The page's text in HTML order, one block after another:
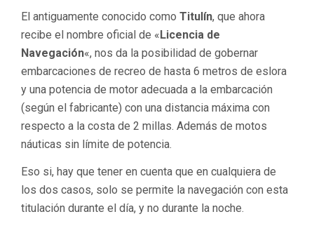
El antiguamente conocido como Titulín, que ahora
recibe el nombre oficial de «Licencia de
Navegación«, nos da la posibilidad de gobernar
embarcaciones de recreo de hasta 6 metros de eslora
y una potencia de motor adecuada a la embarcación
(según el fabricante) con una distancia máxima con
respecto a la costa de 2 millas. Además de motos
náuticas sin límite de potencia.
Eso si, hay que tener en cuenta que en cualquiera de
los dos casos, solo se permite la navegación con esta
titulación durante el día, y no durante la noche.